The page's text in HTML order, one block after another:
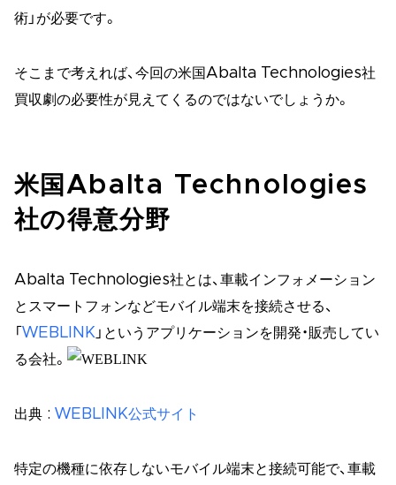
術」が必要です。
そこまで考えれば、今回の米国Abalta Technologies社
買収劇の必要性が見えてくるのではないでしょうか。
米国Abalta Technologies
社の得意分野
Abalta Technologies社とは、車載インフォメーション
とスマートフォンなどモバイル端末を接続させる、
「 WEBLINK 」というアプリケーションを開発・販売してい
る会社。
出典 : WEBLINK公式サイト
特定の機種に依存しないモバイル端末と接続可能で、車載